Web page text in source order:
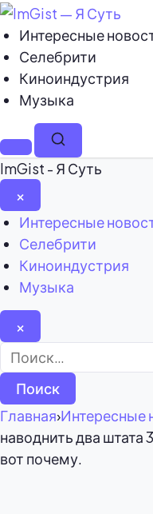
Интересные
Селебрити
Киноиндустрия
Музыка
МенюПоиск
ImGist - Я Суть
×
Закрыть
меню
Интересные
Селебрити
Киноиндустрия
Музыка
×
Найти:
Главная›Интересные
наводнить два
вот почему.